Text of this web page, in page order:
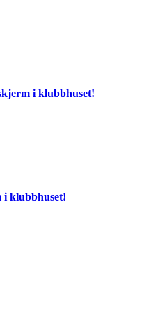
i klubbhuset!
i klubbhuset!